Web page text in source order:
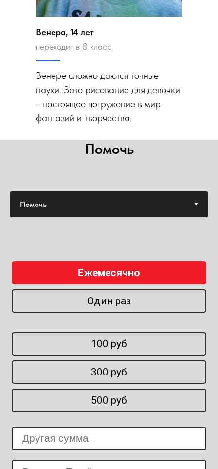
Венера, 14 лет
переходит в 8 класс
Венере сложно даются точные
науки. Зато рисование для девочки
- настоящее погружение в мир
фантазий и творчества.
Помочь
Ежемесячно
Один раз
100 руб
300 руб
500 руб